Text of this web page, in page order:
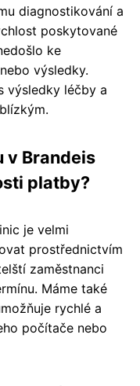
diagnostikování a
poskytované
ke
výsledky.
výsledky léčby a
v Brandeis
platby?
je velmi
prostřednictvím
zaměstnanci
Máme také
rychlé a
počítače nebo